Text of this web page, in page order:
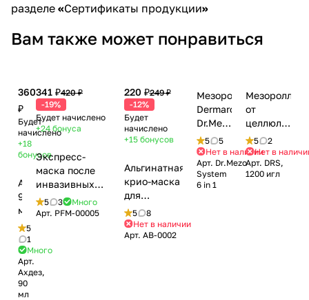
разделе «Сертификаты продукции»
Вам также может понравиться
360
₽
Будет
начислено
+18
бонусов
Ахдез,
90
мл
5
1
Много
Арт.
Ахдез,
90
мл
341 ₽420 ₽
-19%
Будет начислено
+24 бонуса
Экспресс-
маска после
инвазивных
процедур для
лица и шеи с
Meso Peptide
Best PF Masks,
5 3
Много
Арт. PFM-00005
220 ₽249 ₽
-12%
Будет
начислено
+15 бонусов
Альгинатная
крио-маска
для
восстановления
после
агрессивных
5
8
Нет в наличии
Арт. AB-0002
Мезороллер
Dermaroller
Dr.Mezo
System
6 in 1
(720
игл,
1200
5
5
Нет в наличии
Арт. Dr.Mezo
System
6 in 1
Мезороллер
от
целлюлита
DRS со
стальными
микроиглами
и
5
2
Нет в
Арт. DRS,
1200 игл